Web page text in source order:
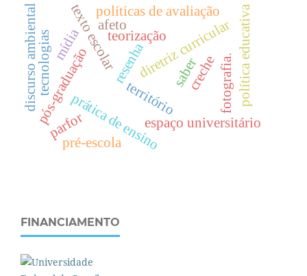
resenha
território
diretriz curricular
prática de ensino
texto escolarpolíticas de avaliação
espaço universitário
pós-graduação saber política educativa
discurso ambiental mídia
parfor
pré-escola
creche
tecnologias fotografia.
teorização
afeto
FINANCIAMENTO